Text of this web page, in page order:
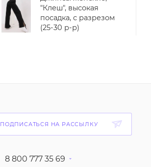
"Клеш", высокая
посадка, с разрезом
(25-30 р-р)
Платье женское
"Комбинация",
бретелях. Миди, А-
ПОДПИСАТЬСЯ НА РАССЫЛКУ
8 800 777 35 69